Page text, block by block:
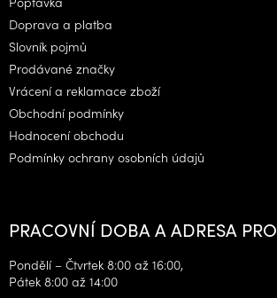
Doprava a platba
Slovník pojmů
Prodávané značky
Vrácení a reklamace zboží
Obchodní podmínky
Hodnocení obchodu
Podmínky ochrany osobních údajů
PRACOVNÍ DOBA A ADRESA
Pondělí – Čtvrtek 8:00 až 16:00,
Pátek 8:00 až 14:00